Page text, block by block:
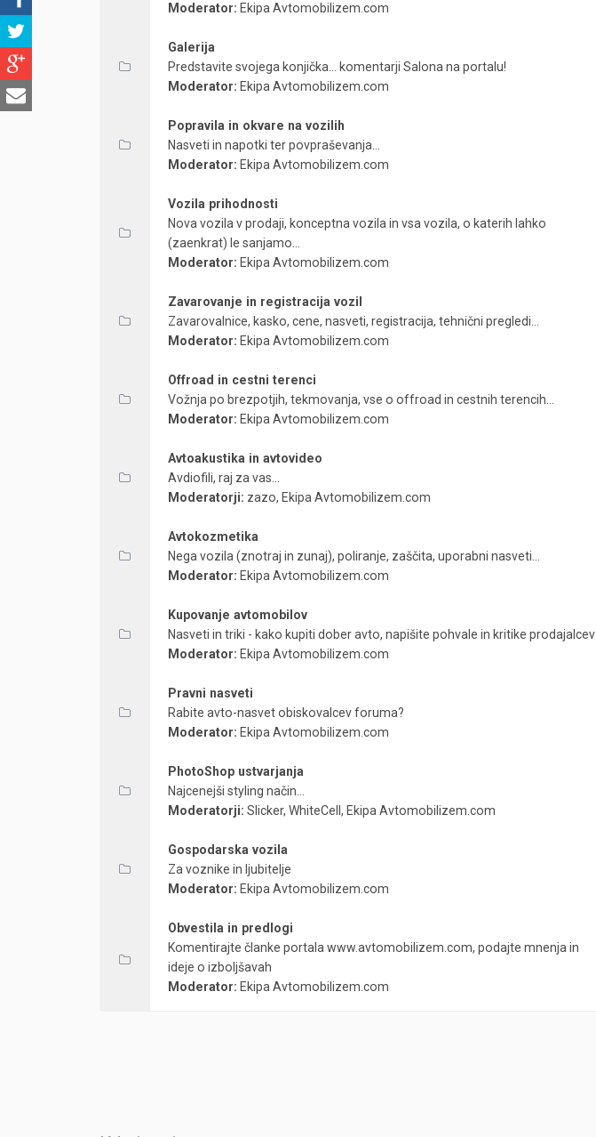
Moderator: Ekipa Avtomobilizem.com
Galerija
Predstavite svojega konjička... komentarji Salona na portalu!
Moderator: Ekipa Avtomobilizem.com
Popravila in okvare na vozilih
Nasveti in napotki ter povpraševanja...
Moderator: Ekipa Avtomobilizem.com
Vozila prihodnosti
Nova vozila v prodaji, konceptna vozila in vsa vozila, o katerih lahko
(zaenkrat) le sanjamo...
Moderator: Ekipa Avtomobilizem.com
Zavarovanje in registracija vozil
Zavarovalnice, kasko, cene, nasveti, registracija, tehnični pregledi...
Moderator: Ekipa Avtomobilizem.com
Offroad in cestni terenci
Vožnja po brezpotjih, tekmovanja, vse o offroad in cestnih terencih...
Moderator: Ekipa Avtomobilizem.com
Avtoakustika in avtovideo
Avdiofili, raj za vas...
Moderatorji: zazo, Ekipa Avtomobilizem.com
Avtokozmetika
Nega vozila (znotraj in zunaj), poliranje, zaščita, uporabni nasveti...
Moderator: Ekipa Avtomobilizem.com
Kupovanje avtomobilov
Nasveti in triki - kako kupiti dober avto, napišite pohvale in kritike prodajalcev
Moderator: Ekipa Avtomobilizem.com
Pravni nasveti
Rabite avto-nasvet obiskovalcev foruma?
Moderator: Ekipa Avtomobilizem.com
PhotoShop ustvarjanja
Najcenejši styling način...
Moderatorji: Slicker, WhiteCell , Ekipa Avtomobilizem.com
Gospodarska vozila
Za voznike in ljubitelje
Moderator: Ekipa Avtomobilizem.com
Obvestila in predlogi
Komentirajte članke portala www.avtomobilizem.com, podajte mnenja in
ideje o izboljšavah
Moderator: Ekipa Avtomobilizem.com